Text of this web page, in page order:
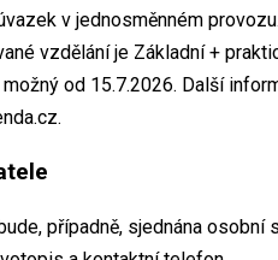
v jednosměnném
vzdělání je Základní +
od 15.7.2026. Další
případně, sjednána osobní